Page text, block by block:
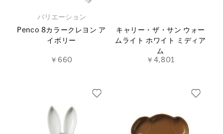
バリエーション
Penco 8カラークレヨン ア
イボリー
￥660
キャリー・ザ・サン ウォー
ムライト ホワイト ミディア
ム
￥4,801